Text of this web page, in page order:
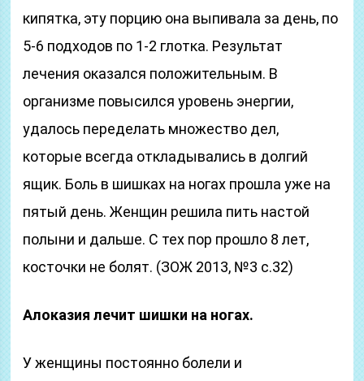
кипятка, эту порцию она выпивала за день, по
5-6 подходов по 1-2 глотка. Результат
лечения оказался положительным. В
организме повысился уровень энергии,
удалось переделать множество дел,
которые всегда откладывались в долгий
ящик. Боль в шишках на ногах прошла уже на
пятый день. Женщин решила пить настой
полыни и дальше. С тех пор прошло 8 лет,
косточки не болят. (ЗОЖ 2013, №3 с.32)
Алоказия лечит шишки на ногах.
У женщины постоянно болели и